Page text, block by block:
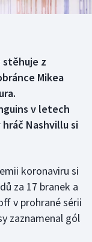
stěhuje z
Mikea
v letech
hráč Nashvillu si
koronaviru si
za 17 branek a
v prohrané sérii
zaznamenal gól